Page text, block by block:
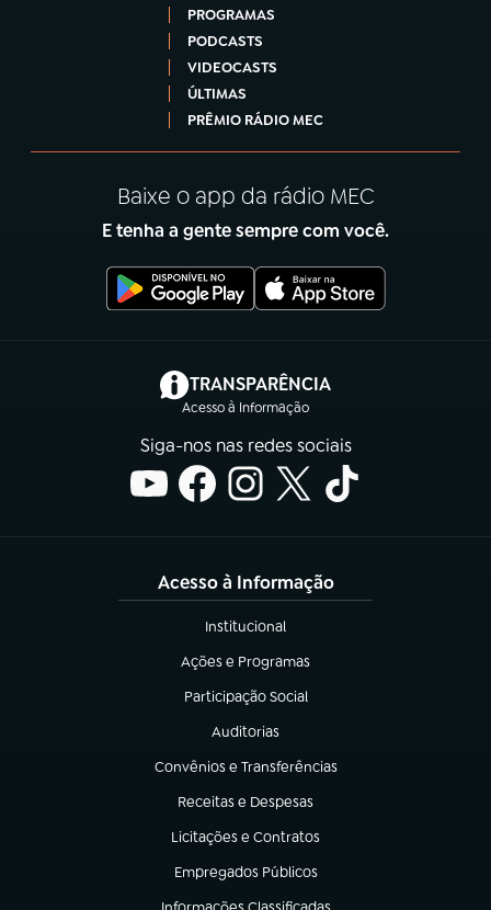
PROGRAMAS
PODCASTS
VIDEOCASTS
ÚLTIMAS
PRÊMIO RÁDIO MEC
Baixe o app da rádio MEC
E tenha a gente sempre com você.
TRANSPARÊNCIA
Acesso à Informação
(abre em nova aba)
Siga-nos nas redes sociais
Acesso à Informação
Institucional
(abre em nova aba)
Ações e Programas
(abre em nova aba)
Participação Social
(abre em nova aba)
Auditorias
(abre em nova aba)
Convênios e Transferências
(abre em nova aba)
Receitas e Despesas
(abre em nova aba)
Licitações e Contratos
(abre em nova aba)
Empregados Públicos
(abre em nova aba)